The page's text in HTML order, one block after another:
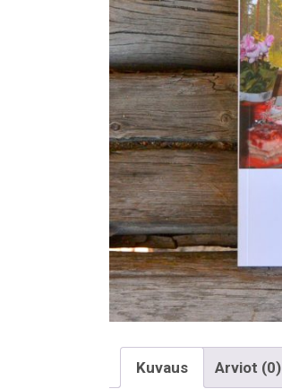
Kuvaus Arviot (0)